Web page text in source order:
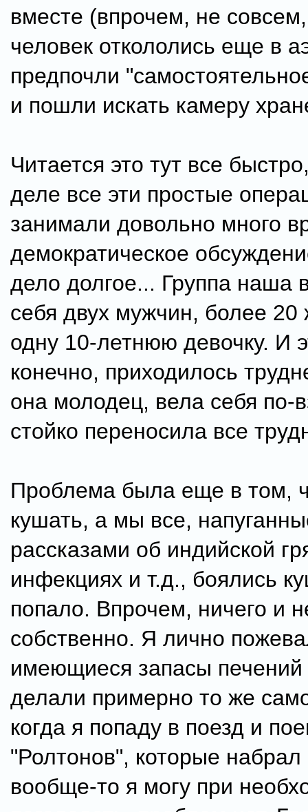
вместе (впрочем, не
человек откололись еще в
предпочли
и пошли искать камеру
Читается это тут все
деле все эти простые
занимали довольно много
демократическое
дело долгое... Группа наша
себя двух мужчин, более
одну 10-летнюю девочку. И
конечно, приходилось
она молодец, вела себя по-
стойко переносила все
Проблема была еще в том,
кушать, а мы все,
рассказами об индийской
инфекциях и т.д., боялись
попало. Впрочем, ничего и
собственно. Я лично
имеющиеся запасы печений
делали примерно то же
когда я попаду в поезд и
"Ролтонов", которые набрал
вообще-то я могу при